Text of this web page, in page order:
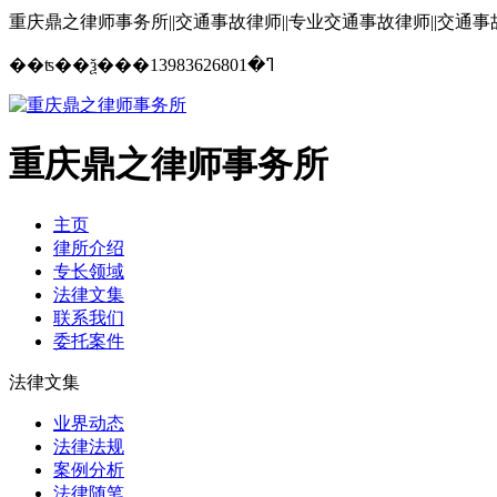
重庆鼎之律师事务所||交通事故律师||专业交通事故律师||交通事
��ʦ��ѯ���ߣ�13983626801
重庆鼎之律师事务所
主页
律所介绍
专长领域
法律文集
联系我们
委托案件
法律文集
业界动态
法律法规
案例分析
法律随笔